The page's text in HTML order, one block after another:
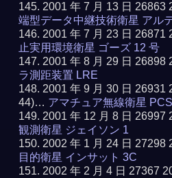
2001 年 7 月 13 日
端型データ中継技術衛星 アル
2001 年 7 月 23 日
止実用環境衛星 ゴーズ 12 号
2001 年 8 月 29 日
ラ測距装置 LRE
2001 年 9 月 30 日 26931
44)… アマチュア無線衛星
2001 年 12 月 8 日
観測衛星 ジェイソン 1
2002 年 1 月 24 日
目的衛星 インサット 3C
2002 年 2 月 4 日 27367